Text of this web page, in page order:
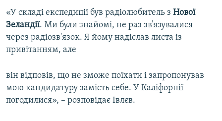
«У складі експедиції був радіолюбитель з Нової
Зеландії. Ми були знайомі, не раз зв’язувалися
через радіозв'язок. Я йому надіслав листа із
привітанням, але
він відповів, що не зможе поїхати і запропонував
мою кандидатуру замість себе. У Каліфорнії
погодилися», – розповідає Івлєв.